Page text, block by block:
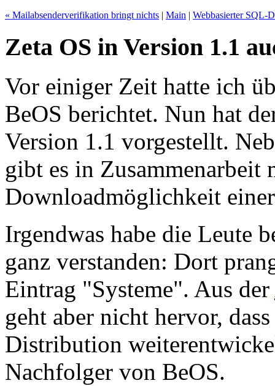
« Mailabsenderverifikation bringt nichts | Main | Webbasierter SQL-
Zeta OS in Version 1.1
Vor einiger Zeit hatte ich
BeOS berichtet. Nun hat
Version 1.1 vorgestellt.
gibt es in Zusammenarbeit
Downloadmöglichkeit
Irgendwas habe die Leute
ganz verstanden: Dort
Eintrag "Systeme". Aus der
geht aber nicht hervor,
Distribution
Nachfolger von BeOS.